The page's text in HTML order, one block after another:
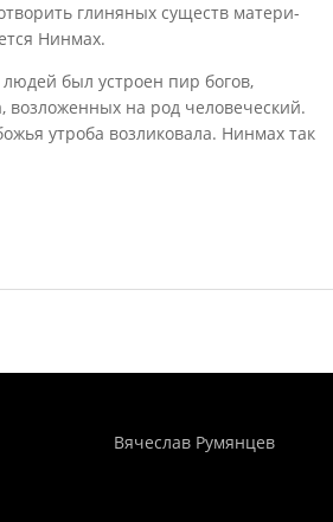
глиняных существ матери-
Нинмах.
был устроен пир богов,
возложенных на род человеческий.
утроба возликовала. Нинмах так
Вячеслав Румянцев